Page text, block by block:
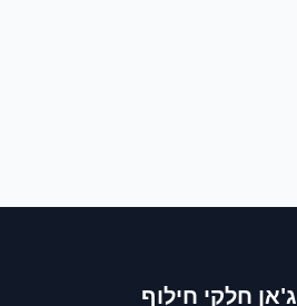
ג'אן חלקי חילוף